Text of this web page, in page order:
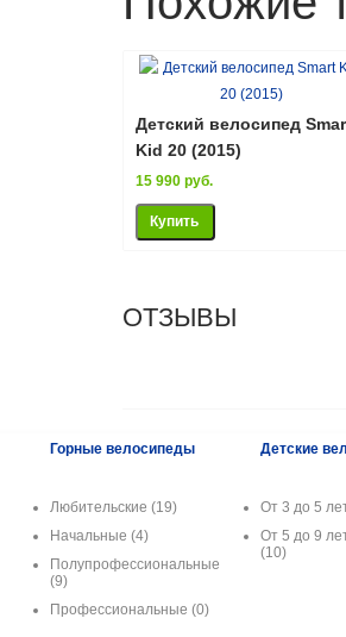
Детский велосипед
Kid 20 (2015)
15 990 руб.
ОТЗЫВЫ
Горные велосипеды
Любительские (19)
Начальные (4)
Полупрофессиональные
(9)
Профессиональные (0)
Детские
От 3 до 5
От 5 до 9
(10)